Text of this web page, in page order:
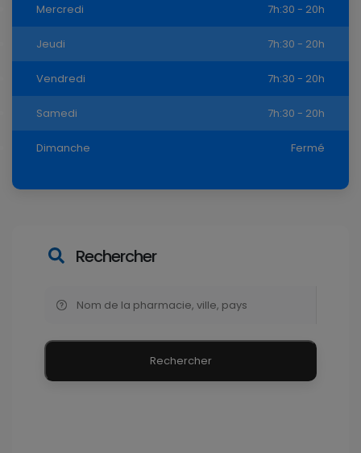
Mercredi 7h:30 - 20h
Jeudi 7h:30 - 20h
Vendredi 7h:30 - 20h
Samedi 7h:30 - 20h
Dimanche Fermé
Rechercher
Rechercher